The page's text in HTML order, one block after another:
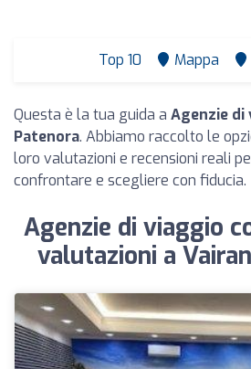
Top 10 Mappa
Questa è la tua guida a Agenzie di
Patenora. Abbiamo raccolto le
loro valutazioni e recensioni reali
confrontare e scegliere con fiducia.
Agenzie di viaggio
valutazioni a